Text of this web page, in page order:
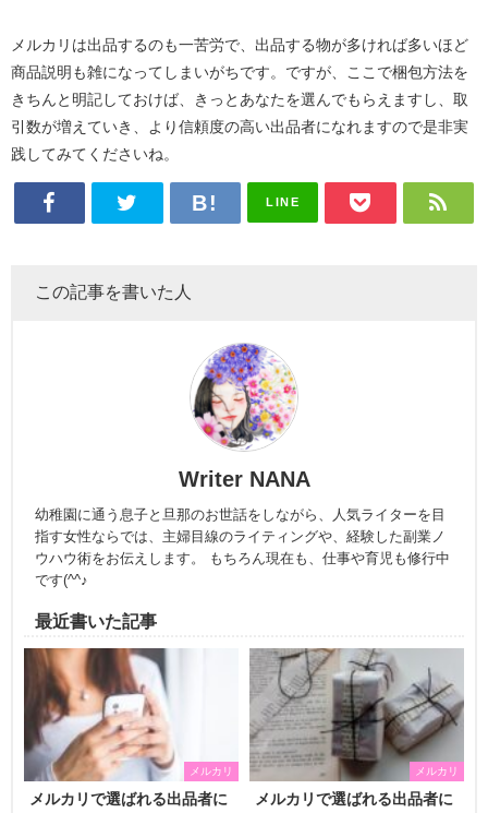
メルカリは出品するのも一苦労で、出品する物が多ければ多いほど
商品説明も雑になってしまいがちです。ですが、ここで梱包方法を
きちんと明記しておけば、きっとあなたを選んでもらえますし、取
引数が増えていき、より信頼度の高い出品者になれますので是非実
践してみてくださいね。
LINE
この記事を書いた人
Writer NANA
幼稚園に通う息子と旦那のお世話をしながら、人気ライターを目
指す女性ならでは、主婦目線のライティングや、経験した副業ノ
ウハウ術をお伝えします。 もちろん現在も、仕事や育児も修行中
です(^^♪
最近書いた記事
メルカリ
メルカリで選ばれる出品者に
メルカリ
メルカリで選ばれる出品者に